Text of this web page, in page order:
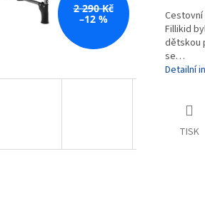
2 290 Kč
–12 %
Fillikid
dětskou
se…
Detailní
TISK